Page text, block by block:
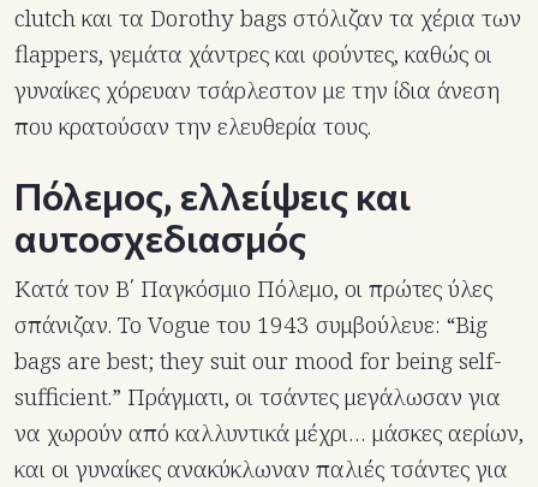
clutch και τα Dorothy bags στόλιζαν τα χέρια των
flappers, γεμάτα χάντρες και φούντες, καθώς οι
γυναίκες χόρευαν τσάρλεστον με την ίδια άνεση
που κρατούσαν την ελευθερία τους.
Πόλεμος, ελλείψεις και
αυτοσχεδιασμός
Κατά τον Β΄ Παγκόσμιο Πόλεμο, οι πρώτες ύλες
σπάνιζαν. Το Vogue του 1943 συμβούλευε: “Big
bags are best; they suit our mood for being self-
sufficient.” Πράγματι, οι τσάντες μεγάλωσαν για
να χωρούν από καλλυντικά μέχρι… μάσκες αερίων,
και οι γυναίκες ανακύκλωναν παλιές τσάντες για